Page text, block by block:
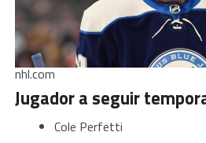
nhl.com
Jugador a seguir
Cole Perfetti